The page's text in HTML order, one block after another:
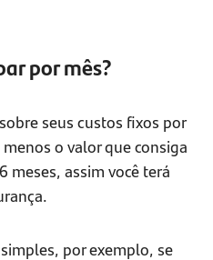
por mês?
seus custos fixos por
o valor que consiga
meses, assim você terá
por exemplo, se